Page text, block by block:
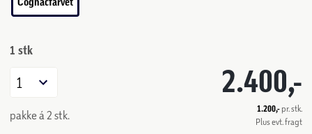
1 stk
2.400,-
1.200,- pr. stk.
Plus evt. fragt
1
pakke á 2 stk.